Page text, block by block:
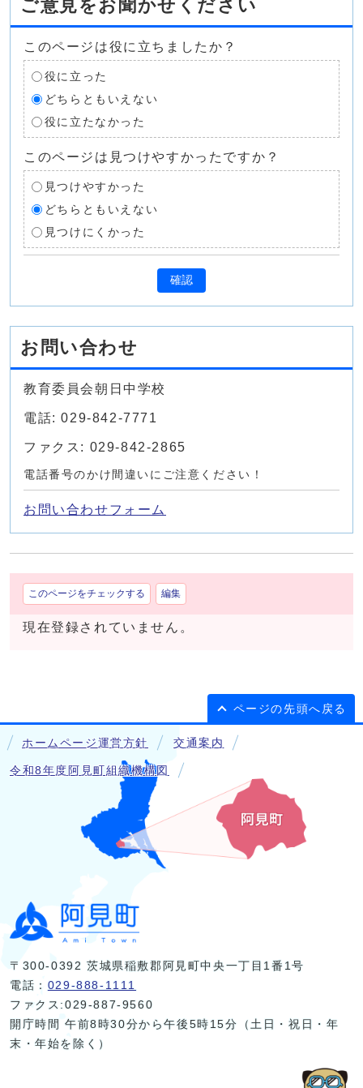
ご意見をお聞かせください
このページは役に立ちましたか？
役に立った
どちらともいえない
役に立たなかった
このページは見つけやすかったですか？
見つけやすかった
どちらともいえない
見つけにくかった
確認
お問い合わせ
教育委員会朝日中学校
電話: 029-842-7771
ファクス: 029-842-2865
電話番号のかけ間違いにご注意ください！
お問い合わせフォーム
このページをチェックする 編集
現在登録されていません。
ページの先頭へ戻る
ホームページ運営方針 交通案内
令和8年度阿見町組織機構図
〒300-0392 茨城県稲敷郡阿見町中央一丁目1番1号
電話： 029-888-1111
ファクス:029-887-9560
開庁時間 午前8時30分から午後5時15分（土日・祝日・年
末・年始を除く）